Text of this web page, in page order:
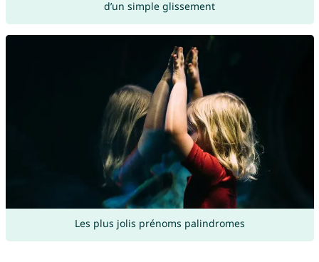
d’un simple glissement
Les plus jolis prénoms palindromes